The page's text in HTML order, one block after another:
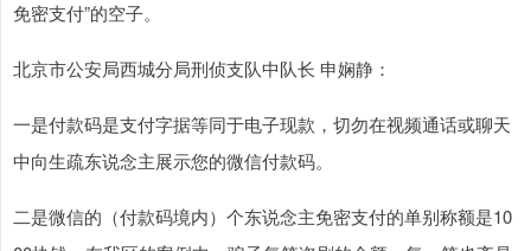
免密支付”的空子。
北京市公安局西城分局刑侦支队中队长 申娴静：
一是付款码是支付字据等同于电子现款，切勿在视频通话或聊天
中向生疏东说念主展示您的微信付款码。
二是微信的（付款码境内）个东说念主免密支付的单别称额是10